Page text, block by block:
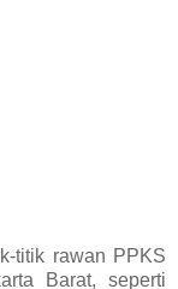
titik rawan PPKS
Barat, seperti